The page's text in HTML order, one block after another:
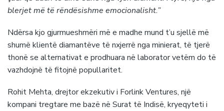
blerjet më të rëndësishme emocionalisht.”
Ndërsa kjo gjurmueshmëri më e madhe mund t’u sjellë më
shumë klientë diamantëve të nxjerrë nga minierat, të tjerë
thonë se alternativat e prodhuara në laborator vetëm do të
vazhdojnë të fitojnë popullaritet.
Rohit Mehta, drejtor ekzekutiv i Forlink Ventures, një
kompani tregtare me bazë në Surat të Indisë, kryeqyteti i